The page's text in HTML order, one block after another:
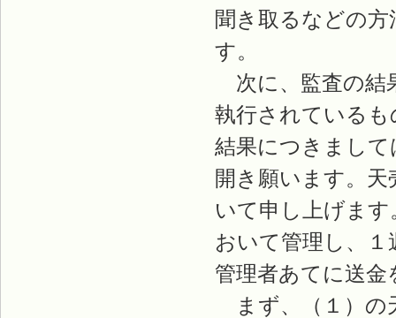
聞き取るなどの
す。
次に、監査の結
執行されている
結果につきまし
開き願います。
いて申し上げま
おいて管理し、
管理者あてに送
まず、（１）の